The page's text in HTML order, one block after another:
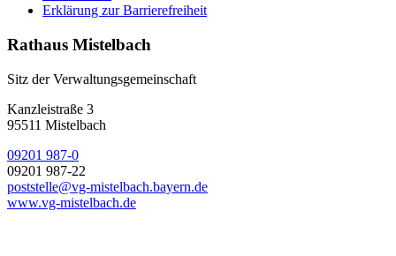
Erklärung zur Barrierefreiheit
Rathaus Mistelbach
Sitz der Verwaltungsgemeinschaft
Kanzleistraße 3
95511 Mistelbach
09201 987-0
09201 987-22
poststelle@vg-mistelbach.bayern.de
www.vg-mistelbach.de